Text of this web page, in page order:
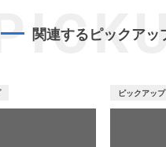
関連するピックアッ
ピックアップ